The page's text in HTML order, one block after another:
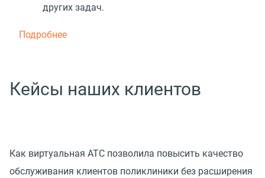
других задач.
Подробнее
Кейсы наших клиентов
Как виртуальная АТС позволила повысить качество
обслуживания клиентов поликлиники без расширения